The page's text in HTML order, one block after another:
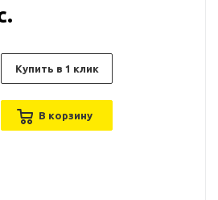
В корзину
Купить в 1 клик